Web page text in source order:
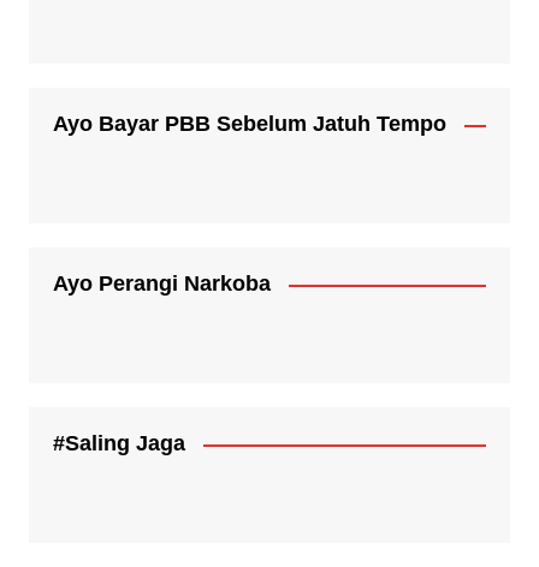
Ayo Bayar PBB Sebelum Jatuh Tempo
Ayo Perangi Narkoba
#Saling Jaga